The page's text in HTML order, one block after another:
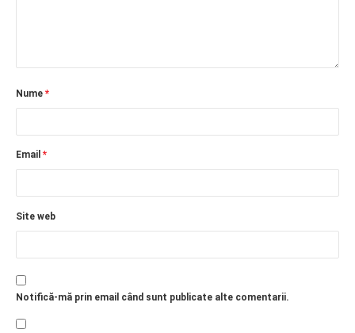
Victor Sosea – Designer
GloryBox.ro
PRIETENI DIN BREASLA
Nume *
Email *
Site web
Notifică-mă prin email când sunt publicate alte comentarii.